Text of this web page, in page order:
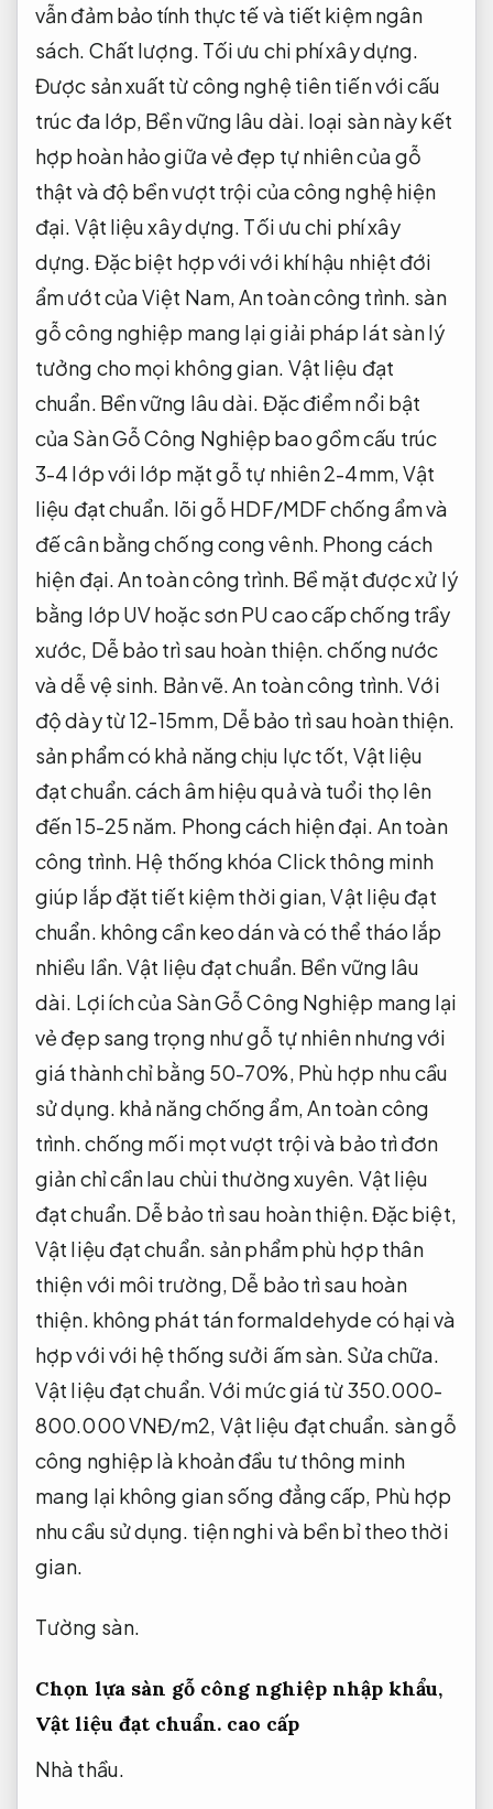
vẫn đảm bảo tính thực tế và tiết kiệm ngân
sách. Chất lượng. Tối ưu chi phí xây dựng.
Được sản xuất từ công nghệ tiên tiến với cấu
trúc đa lớp, Bền vững lâu dài. loại sàn này kết
hợp hoàn hảo giữa vẻ đẹp tự nhiên của gỗ
thật và độ bền vượt trội của công nghệ hiện
đại. Vật liệu xây dựng. Tối ưu chi phí xây
dựng. Đặc biệt hợp với với khí hậu nhiệt đới
ẩm ướt của Việt Nam,An toàn công trình. sàn
gỗ công nghiệp mang lại giải pháp lát sàn lý
tưởng cho mọi không gian. Vật liệu đạt
chuẩn. Bền vững lâu dài. Đặc điểm nổi bật
của Sàn Gỗ Công Nghiệp bao gồm cấu trúc
3-4 lớp với lớp mặt gỗ tự nhiên 2-4mm,Vật
liệu đạt chuẩn. lõi gỗ HDF/MDF chống ẩm và
đế cân bằng chống cong vênh. Phong cách
hiện đại.An toàn công trình. Bề mặt được xử lý
bằng lớp UV hoặc sơn PU cao cấp chống trầy
xước, Dễ bảo trì sau hoàn thiện.chống nước
và dễ vệ sinh. Bản vẽ.An toàn công trình.Với
độ dày từ 12-15mm, Dễ bảo trì sau hoàn thiện.
sản phẩm có khả năng chịu lực tốt, Vật liệu
đạt chuẩn.cách âm hiệu quả và tuổi thọ lên
đến 15-25 năm. Phong cách hiện đại. An toàn
công trình. Hệ thống khóa Click thông minh
giúp lắp đặt tiết kiệm thời gian,Vật liệu đạt
chuẩn. không cần keo dán và có thể tháo lắp
nhiều lần.Vật liệu đạt chuẩn. Bền vững lâu
dài. Lợi ích của Sàn Gỗ Công Nghiệp mang lại
vẻ đẹp sang trọng như gỗ tự nhiên nhưng với
giá thành chỉ bằng 50-70%, Phù hợp nhu cầu
sử dụng. khả năng chống ẩm,An toàn công
trình.chống mối mọt vượt trội và bảo trì đơn
giản chỉ cần lau chùi thường xuyên. Vật liệu
đạt chuẩn. Dễ bảo trì sau hoàn thiện.Đặc biệt,
Vật liệu đạt chuẩn. sản phẩm phù hợp thân
thiện với môi trường, Dễ bảo trì sau hoàn
thiện. không phát tán formaldehyde có hại và
hợp với với hệ thống sưởi ấm sàn. Sửa chữa.
Vật liệu đạt chuẩn.Với mức giá từ 350.000-
800.000 VNĐ/m2, Vật liệu đạt chuẩn. sàn gỗ
công nghiệp là khoản đầu tư thông minh
mang lại không gian sống đẳng cấp, Phù hợp
nhu cầu sử dụng. tiện nghi và bền bỉ theo thời
gian.
Tường sàn.
Chọn lựa sàn gỗ công nghiệp nhập khẩu,
Vật liệu đạt chuẩn. cao cấp
Nhà thầu.